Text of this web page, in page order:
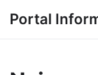
Portal